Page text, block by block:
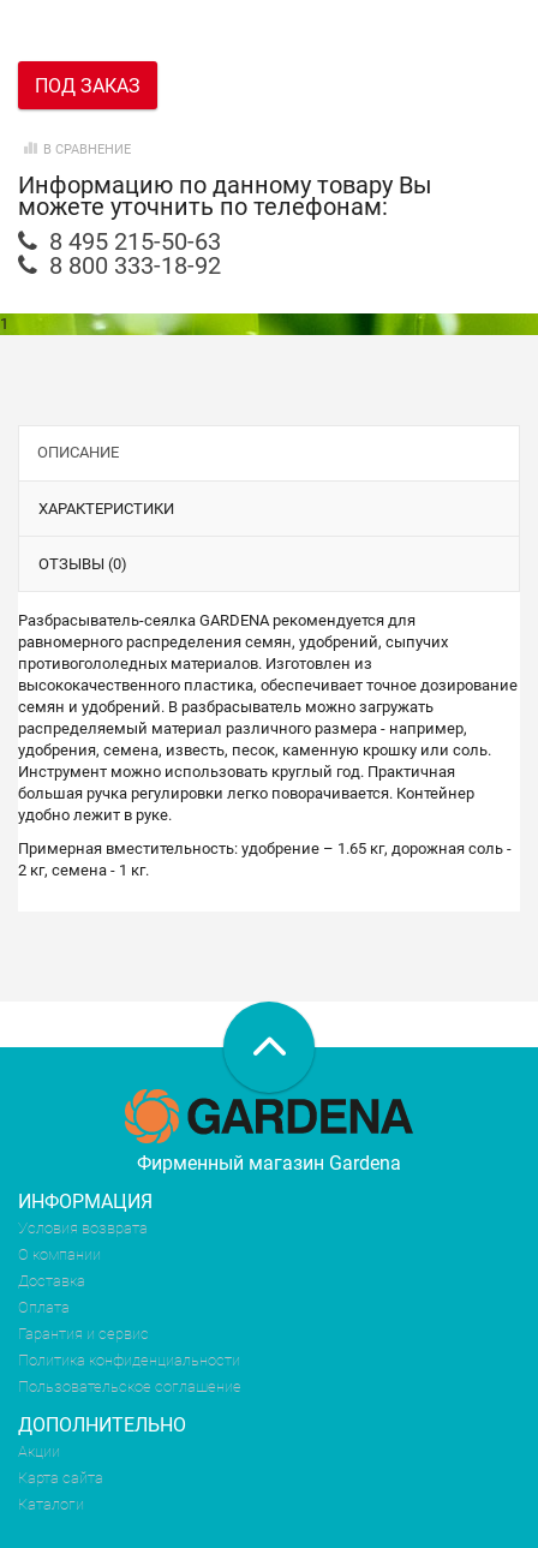
ПОД ЗАКАЗ
В СРАВНЕНИЕ
Информацию по данному товару Вы
можете уточнить по телефонам:
8 495 215-50-63
8 800 333-18-92
1
ОПИСАНИЕ
ХАРАКТЕРИСТИКИ
ОТЗЫВЫ (0)
Разбрасыватель-сеялка GARDENA рекомендуется для
равномерного распределения семян, удобрений, сыпучих
противогололедных материалов. Изготовлен из
высококачественного пластика, обеспечивает точное дозирование
семян и удобрений. В разбрасыватель можно загружать
распределяемый материал различного размера - например,
удобрения, семена, известь, песок, каменную крошку или соль.
Инструмент можно использовать круглый год. Практичная
большая ручка регулировки легко поворачивается. Контейнер
удобно лежит в руке.
Примерная вместительность: удобрение – 1.65 кг, дорожная соль -
2 кг, семена - 1 кг.
Фирменный магазин Gardena
ИНФОРМАЦИЯ
Условия возврата
О компании
Доставка
Оплата
Гарантия и сервис
Политика конфиденциальности
Пользовательское соглашение
ДОПОЛНИТЕЛЬНО
Акции
Карта сайта
Каталоги